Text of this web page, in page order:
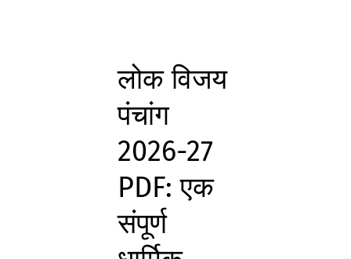
लोक विजय
पंचांग
2026-27
PDF: एक
संपूर्ण